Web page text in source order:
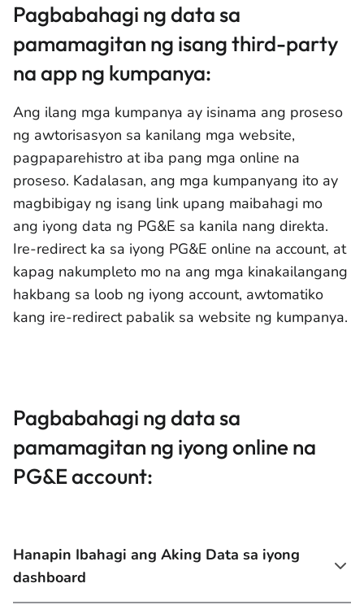
Pagbabahagi ng data sa
pamamagitan ng isang third-party
na app ng kumpanya:
Ang ilang mga kumpanya ay isinama ang proseso
ng awtorisasyon sa kanilang mga website,
pagpaparehistro at iba pang mga online na
proseso. Kadalasan, ang mga kumpanyang ito ay
magbibigay ng isang link upang maibahagi mo
ang iyong data ng PG&E sa kanila nang direkta.
Ire-redirect ka sa iyong PG&E online na account, at
kapag nakumpleto mo na ang mga kinakailangang
hakbang sa loob ng iyong account, awtomatiko
kang ire-redirect pabalik sa website ng kumpanya.
Pagbabahagi ng data sa
pamamagitan ng iyong online na
PG&E account:
Hanapin Ibahagi ang Aking Data sa iyong
dashboard